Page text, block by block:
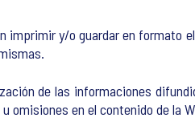
imprimir y/o guardar en
de las informaciones
omisiones en el contenido de